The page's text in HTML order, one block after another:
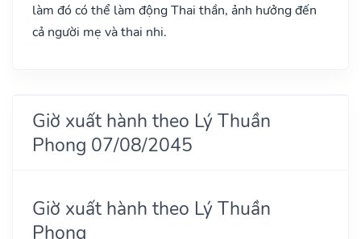
làm đó có thể làm động Thai thần, ảnh hưởng đến
cả người mẹ và thai nhi.
Giờ xuất hành theo Lý Thuần
Phong 07/08/2045
Giờ xuất hành theo Lý Thuần
Phong